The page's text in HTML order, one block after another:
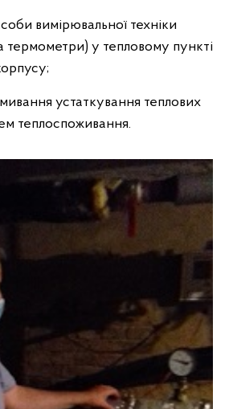
вимірювальної техніки
термометри) у тепловому пункті
устаткування теплових
теплоспоживання.